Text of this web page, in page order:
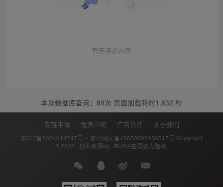
暂无评论内容
本次数据库查询：89次 页面加载耗时1.832 秒
友链申请 免责声明 广告合作 关于我们
蒙ICP备2024014747号-1 蒙公网安备15050002150517号 Copyright
© 2022 · 创业资源网 · 由Zibll主题强力驱动.